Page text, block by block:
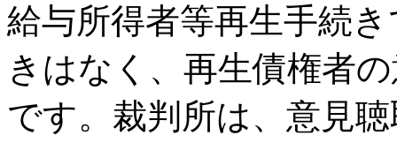
給与所得者等再生手続
きはなく、再生債権者
です。裁判所は、意見